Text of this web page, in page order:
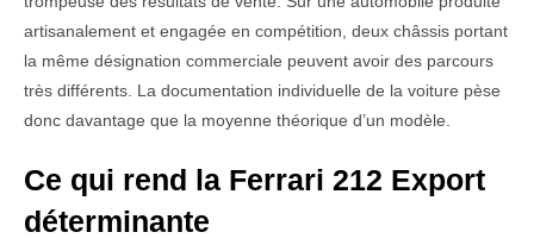
artisanalement et engagée en compétition, deux châssis portant
la même désignation commerciale peuvent avoir des parcours
très différents. La documentation individuelle de la voiture pèse
donc davantage que la moyenne théorique d’un modèle.
Ce qui rend la Ferrari 212 Export
déterminante